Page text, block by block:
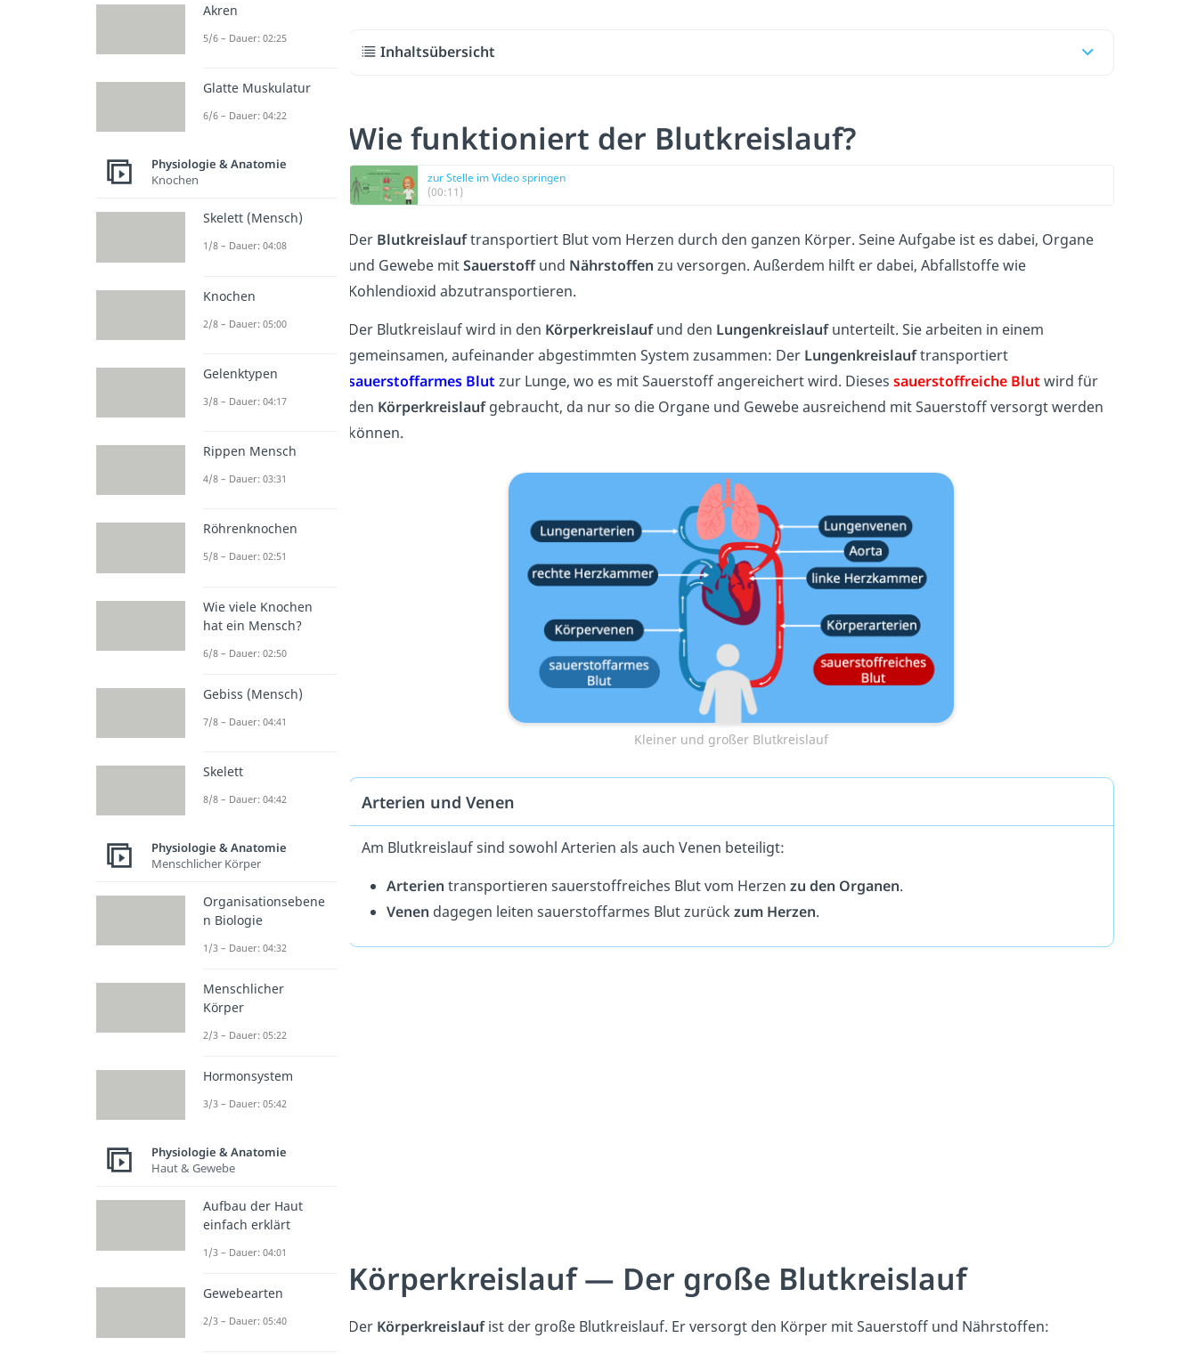
Inhaltsübersicht
Wie funktioniert der Blutkreislauf?
zur Stelle im Video springen
(00:11)
Der Blutkreislauftransportiert Blut vom Herzen durch den ganzen Körper. Seine Aufgabe ist es dabei, Organe
und Gewebe mitSauerstoffund Nährstoffen zu versorgen. Außerdem hilft er dabei, Abfallstoffe wie
Kohlendioxid abzutransportieren.
Der Blutkreislauf wird in den Körperkreislaufund den Lungenkreislaufunterteilt. Sie arbeiten in einem
gemeinsamen, aufeinander abgestimmten System zusammen: Der Lungenkreislauftransportiert
sauerstoffarmes Blut zur Lunge, wo es mit Sauerstoff angereichert wird. Dieses sauerstoffreiche Blut wird für
den Körperkreislaufgebraucht, da nur so die Organe und Gewebe ausreichend mit Sauerstoff versorgt werden
können.
Kleiner und großer Blutkreislauf
Arterien und Venen
Am Blutkreislauf sind sowohl Arterien als auch Venen beteiligt:
Arterien transportieren sauerstoffreiches Blut vom Herzen zu den Organen.
Venen dagegen leiten sauerstoffarmes Blut zurück zum Herzen.
Körperkreislauf — Der große Blutkreislauf
Der Körperkreislaufist der große Blutkreislauf. Er versorgt den Körper mit Sauerstoff und Nährstoffen:
Akren
5/6 – Dauer: 02:25
Glatte Muskulatur
6/6 – Dauer: 04:22
Physiologie & Anatomie
Knochen
Skelett (Mensch)
1/8 – Dauer: 04:08
Knochen
2/8 – Dauer: 05:00
Gelenktypen
3/8 – Dauer: 04:17
Rippen Mensch
4/8 – Dauer: 03:31
Röhrenknochen
5/8 – Dauer: 02:51
Wie viele Knochen
hat ein Mensch?
6/8 – Dauer: 02:50
Gebiss (Mensch)
7/8 – Dauer: 04:41
Skelett
8/8 – Dauer: 04:42
Physiologie & Anatomie
Menschlicher Körper
Organisationsebene
n Biologie
1/3 – Dauer: 04:32
Menschlicher
Körper
2/3 – Dauer: 05:22
Hormonsystem
3/3 – Dauer: 05:42
Physiologie & Anatomie
Haut & Gewebe
Aufbau der Haut
einfach erklärt
1/3 – Dauer: 04:01
Gewebearten
2/3 – Dauer: 05:40